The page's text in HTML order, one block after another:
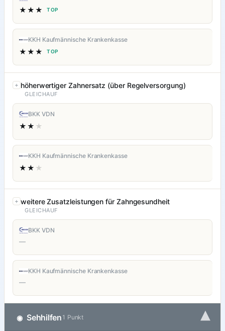
★★★ TOP
KKH Kaufmännische Krankenkasse
★★★ TOP
höherwertiger Zahnersatz (über Regelversorgung)
GLEICHAUF
BKK VDN
★★ ★
KKH Kaufmännische Krankenkasse
★★ ★
weitere Zusatzleistungen für Zahngesundheit
GLEICHAUF
BKK VDN
—
KKH Kaufmännische Krankenkasse
—
◉ Sehhilfen 1 Punkt ▾